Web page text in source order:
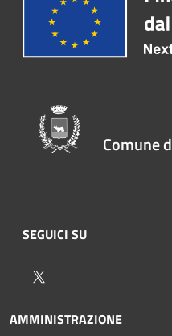
Comune
SEGUICI SU
AMMINISTRAZIONE